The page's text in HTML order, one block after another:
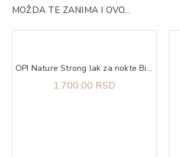
MOŽDA TE ZANIMA I OVO...
OPI Nature Strong lak za nokte Big Bluetiful Planet
1.700,00 RSD